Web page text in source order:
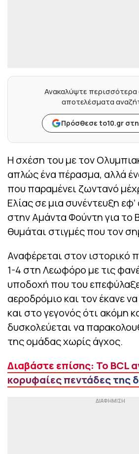
Ανακαλύψτε
αποτελέσματα
Πρόσθεσε to10.gr
Η σχέση του με τον
απλώς ένα πέρασμα, αλλά
που παραμένει ζωντανό
Ελίας σε μια συνέντευξη
στην Αμάντα Φούντη για το
θυμάται στιγμές που τον
Αναφέρεται στον ιστορικό
1-4 στη Λεωφόρο με τις
υποδοχή που του
αεροδρόμιο και τον έκανε
και στο γεγονός ότι ακόμη
δυσκολεύεται να
της ομάδας χωρίς άγχος.
Διαβάστε επίσης: Το BCL
κορυφαίες πεντάδες της